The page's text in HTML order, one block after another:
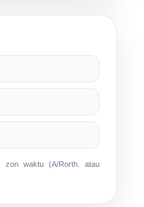
zon waktu (A/Rorth.
atau